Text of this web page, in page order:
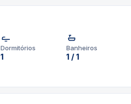
Dormitórios
1
Banheiros
1 / 1